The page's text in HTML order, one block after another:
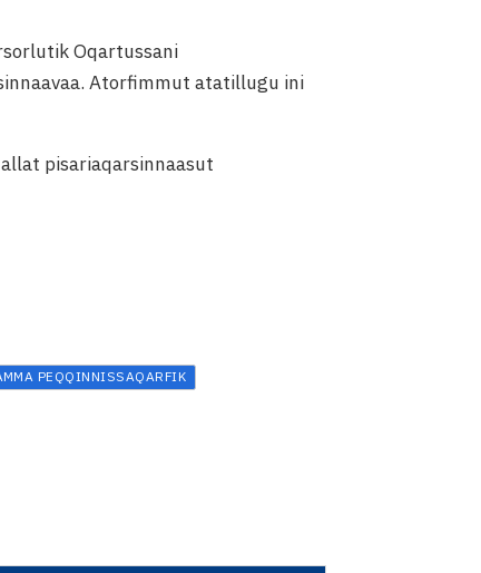
Oqartussani
Atorfimmut atatillugu ini
pisariaqarsinnaasut
PEQQINNISSAQARFIK